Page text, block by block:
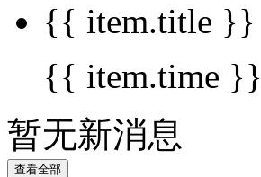
{{ item.title }}
{{ item.time }}
暂无新消息
查看全部